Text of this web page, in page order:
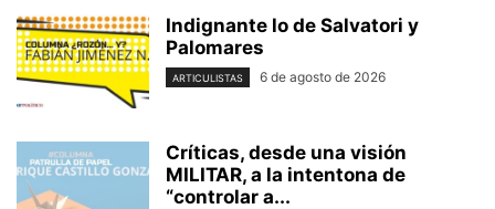
Indignante lo de Salvatori y
Palomares
ARTICULISTAS 6 de agosto de 2026
Críticas, desde una visión
MILITAR, a la intentona de
“controlar a...